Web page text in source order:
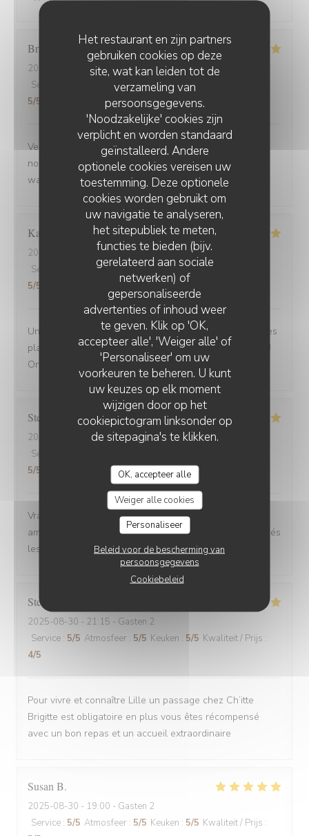
Het restaurant en zijn partners
gebruiken cookies op deze
site, wat kan leiden tot de
verzameling van
persoonsgegevens.
'Noodzakelijke' cookies zijn
verplicht en worden standaard
geïnstalleerd. Andere
optionele cookies vereisen uw
toestemming. Deze optionele
cookies worden gebruikt om
uw navigatie te analyseren,
het sitepubliek te meten,
functies te bieden (bijv.
gerelateerd aan sociale
netwerken) of
gepersonaliseerde
advertenties of inhoud weer
te geven. Klik op 'OK,
accepteer alle', 'Weiger alle' of
'Personaliseer' om uw
voorkeuren te beheren. U kunt
uw keuzes op elk moment
wijzigen door op het
cookiepictogram linksonder op
de sitepagina's te klikken.
OK, accepteer alle
Weiger alle cookies
Personaliseer
Beleid voor de bescherming van
persoonsgegevens
Cookiebeleid
Brigitte
2025-09-02
- 12:30 - Gasten 3
Service
Atmosfeer:5/5 Keuken:5/5
5/5
Venue avec des amis de Belfort.super bien accueillis,
nous avons beaucoup apprécié la carbonade et le
waterzoi de poissons Nous reviendrons
Karine
2025-08-30
- 21:15 - Gasten 4
Service
Atmosfeer:5/5 Keuken:5/5 Kwaliteit / Prijs
5/5
Une adresse a absolument découvrir ! Une ambiance,des
plats tous délicieux,un personnel attentionné et réactif !!
On reviendra....
Stefano
2025-08-30
- 12:00 - Gasten 6
Service
5/5
Vrai Estaminet du Nord, nourriture excellente, uste a
ameillorer le rytme de sortie des plats, pas tjs coordonnés
les frites avec les plats principaux.
Stefan
2025-08-30 - 21:15 - Gasten 2
Service : 5/5 Atmosfeer : 5/5 Keuken : 5/5 Kwaliteit / Prijs :
4/5
Pour vivre et connaître Lille un passage chez Ch’itte
Brigitte est obligatoire en plus vous êtes récompensé
avec un bon repas et un accueil extraordinaire
Susan B
2025-08-30 - 19:00 - Gasten 2
Service : 5/5 Atmosfeer : 5/5 Keuken : 5/5 Kwaliteit / Prijs :